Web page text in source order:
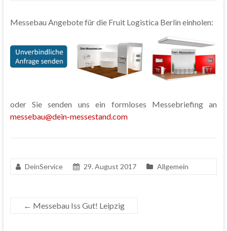
Messebau Angebote für die Fruit Logistica Berlin einholen:
oder Sie senden uns ein formloses Messebriefing an
messebau@dein-messestand.com
DeinService 29. August 2017 Allgemein
← Messebau Iss Gut! Leipzig